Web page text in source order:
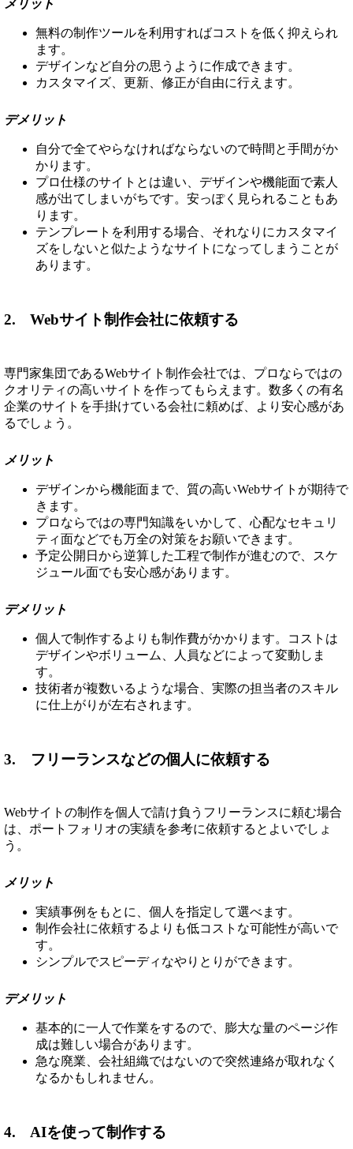
メリット
無料の制作ツールを利用すればコストを低く抑えられ
ます。
デザインなど自分の思うように作成できます。
カスタマイズ、更新、修正が自由に行えます。
デメリット
自分で全てやらなければならないので時間と手間がか
かります。
プロ仕様のサイトとは違い、デザインや機能面で素人
感が出てしまいがちです。安っぽく見られることもあ
ります。
テンプレートを利用する場合、それなりにカスタマイ
ズをしないと似たようなサイトになってしまうことが
あります。
2. Webサイト制作会社に依頼する
専門家集団であるWebサイト制作会社では、プロならではの
クオリティの高いサイトを作ってもらえます。数多くの有名
企業のサイトを手掛けている会社に頼めば、より安心感があ
るでしょう。
メリット
デザインから機能面まで、質の高いWebサイトが期待で
きます。
プロならではの専門知識をいかして、心配なセキュリ
ティ面などでも万全の対策をお願いできます。
予定公開日から逆算した工程で制作が進むので、スケ
ジュール面でも安心感があります。
デメリット
個人で制作するよりも制作費がかかります。コストは
デザインやボリューム、人員などによって変動しま
す。
技術者が複数いるような場合、実際の担当者のスキル
に仕上がりが左右されます。
3. フリーランスなどの個人に依頼する
Webサイトの制作を個人で請け負うフリーランスに頼む場合
は、ポートフォリオの実績を参考に依頼するとよいでしょ
う。
メリット
実績事例をもとに、個人を指定して選べます。
制作会社に依頼するよりも低コストな可能性が高いで
す。
シンプルでスピーディなやりとりができます。
デメリット
基本的に一人で作業をするので、膨大な量のページ作
成は難しい場合があります。
急な廃業、会社組織ではないので突然連絡が取れなく
なるかもしれません。
4. AIを使って制作する